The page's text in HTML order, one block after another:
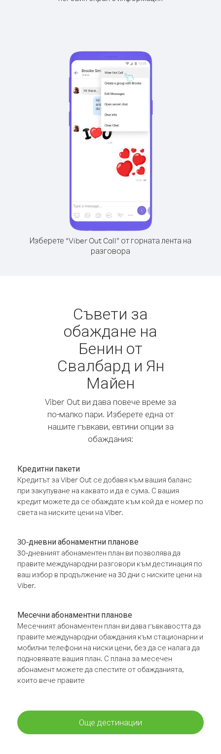
Изберете “Viber Out Call” от горната лента на
разговора
Съвети за
обаждане на
Бенин от
Свалбард и Ян
Майен
Viber Out ви дава повече време за
по-малко пари. Изберете една от
нашите гъвкави, евтини опции за
обаждания:
Кредитни пакети
Кредитът за Viber Out се добавя към вашия баланс
при закупуване на каквато и да е сума. С вашия
кредит можете да се обаждате към кой да е номер по
света на ниските цени на Viber.
30-дневни абонаментни планове
30-дневният абонаментен план ви позволява да
правите международни разговори към дестинация по
ваш избор в продължение на 30 дни с ниските цени на
Viber.
Месечни абонаментни планове
Месечният абонаментен план ви дава гъвкавостта да
правите международни обаждания към стационарни и
мобилни телефони на ниски цени, без да се налага да
подновявате вашия план. С плана за месечен
абонамент можете да спестите от обажданията,
които вече правите
Още дестинации